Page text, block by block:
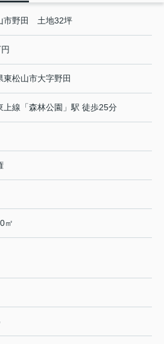
市野田 土地32坪
東松山市大字野田
上線 「森林公園 」駅 徒歩25分
㎡